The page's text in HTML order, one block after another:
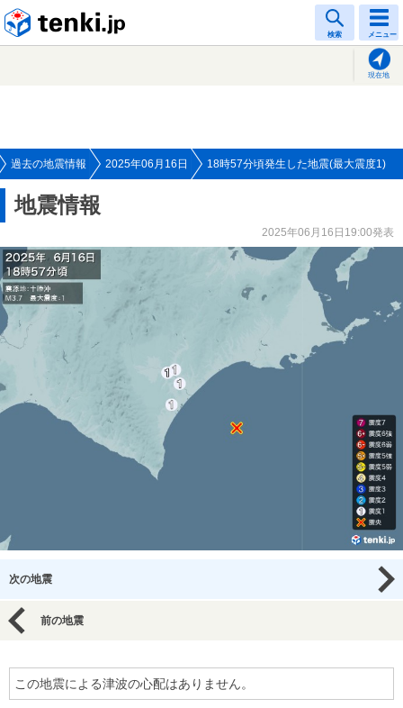
検索 メニュー
現在地
過去の地震情報 2025年06月16日 18時57分頃発生した地震(最大震度1)
地震情報
2025年06月16日19:00発表
次の地震
前の地震
この地震による津波の心配はありません。